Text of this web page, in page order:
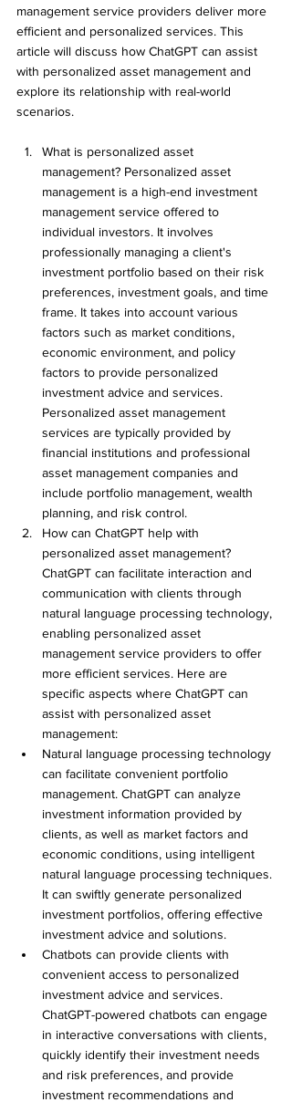
management service providers deliver more
efficient and personalized services. This
article will discuss how ChatGPT can assist
with personalized asset management and
explore its relationship with real-world
scenarios.
What is personalized asset
management? Personalized asset
management is a high-end investment
management service offered to
individual investors. It involves
professionally managing a client's
investment portfolio based on their risk
preferences, investment goals, and time
frame. It takes into account various
factors such as market conditions,
economic environment, and policy
factors to provide personalized
investment advice and services.
Personalized asset management
services are typically provided by
financial institutions and professional
asset management companies and
include portfolio management, wealth
planning, and risk control.
How can ChatGPT help with
personalized asset management?
ChatGPT can facilitate interaction and
communication with clients through
natural language processing technology,
enabling personalized asset
management service providers to offer
more efficient services. Here are
specific aspects where ChatGPT can
assist with personalized asset
management:
Natural language processing technology
can facilitate convenient portfolio
management. ChatGPT can analyze
investment information provided by
clients, as well as market factors and
economic conditions, using intelligent
natural language processing techniques.
It can swiftly generate personalized
investment portfolios, offering effective
investment advice and solutions.
Chatbots can provide clients with
convenient access to personalized
investment advice and services.
ChatGPT-powered chatbots can engage
in interactive conversations with clients,
quickly identify their investment needs
and risk preferences, and provide
investment recommendations and